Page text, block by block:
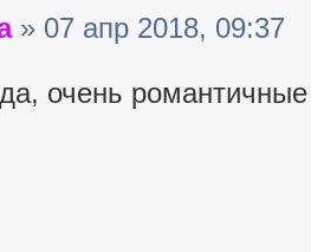
» 07 апр 2018, 09:37
очень